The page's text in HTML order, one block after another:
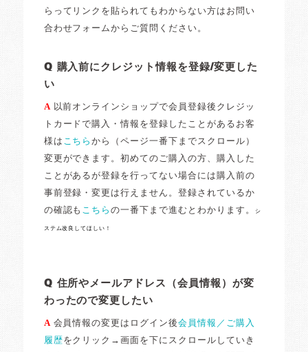
らってリンクを貼られてもわからない方はお問い
合わせフォームからご質問ください。
Q 購入前にクレジット情報を登録/変更した
い
A 以前オンラインショップで会員登録後クレジッ
トカードで購入・情報を登録したことがあるお客
様は こちらから（ページ一番下までスクロール）
変更ができます。初めてのご購入の方、購入した
ことがあるが登録を行ってない場合には購入前の
事前登録・変更は行えません。登録されているか
の確認も こちらの一番下まで進むとわかります。 シ
ステム改良してほしい！
Q 住所やメールアドレス（会員情報）が変
わったので変更したい
A会員情報の変更はログイン後会員情報／ご購入
履歴をクリック→画面を下にスクロールしていき